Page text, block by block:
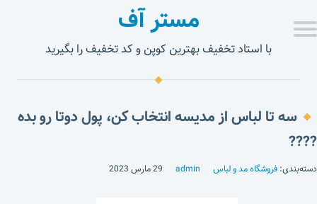
مستر آف
با استاد تخفیف بهترین کوپن و کد تخفیف را بگیرید
سه تا لباس از مدیسه انتخاب کن، پول دوتا رو بده
????
دسته‌بندی: فروشگاه مد و لباس admin 29 مارس 2023